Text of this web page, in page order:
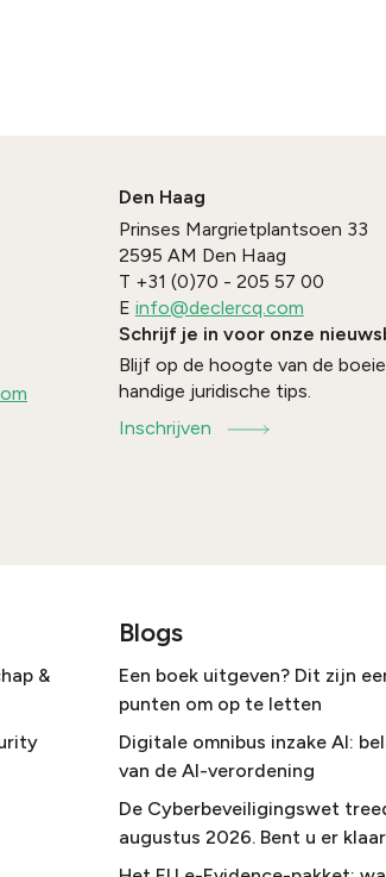
Den Haag
Prinses Margrietplantsoen 33
2595 AM Den Haag
T +31 (0)70 - 205 57 00
E info@declercq.com
Schrijf je in voor onze
Blijf op de hoogte van de
handige juridische tips.
Inschrijven
&
Blogs
Een boek uitgeven? Dit zijn
punten om op te letten
Digitale omnibus inzake AI:
van de AI-verordening
De Cyberbeveiligingswet
augustus 2026. Bent u er